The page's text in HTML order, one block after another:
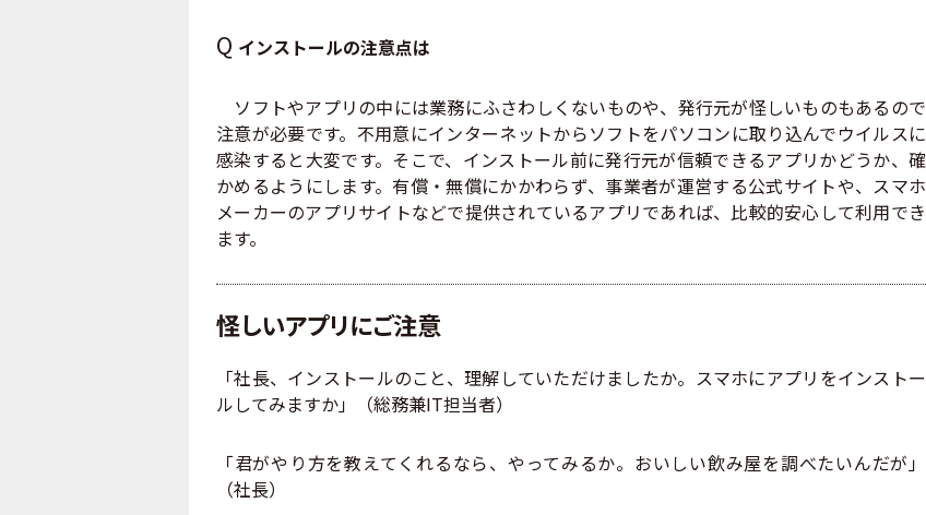
Q インストールの注意点は
ソフトやアプリの中には業務にふさわしくないものや、発行元が怪しいものもあるので
注意が必要です。不用意にインターネットからソフトをパソコンに取り込んでウイルスに
感染すると大変です。そこで、インストール前に発行元が信頼できるアプリかどうか、確
かめるようにします。有償・無償にかかわらず、事業者が運営する公式サイトや、スマホ
メーカーのアプリサイトなどで提供されているアプリであれば、比較的安心して利用でき
ます。
怪しいアプリにご注意
「社長、インストールのこと、理解していただけましたか。スマホにアプリをインストー
ルしてみますか」（総務兼IT担当者）
「君がやり方を教えてくれるなら、やってみるか。おいしい飲み屋を調べたいんだが」
（社長）